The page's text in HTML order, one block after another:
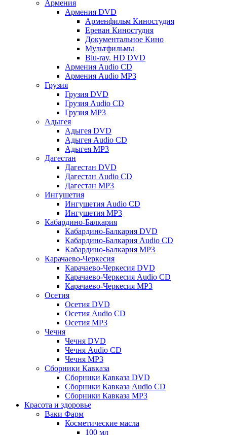
Армения
Армения DVD
Арменфильм Киностудия
Ереван Киностудия
Документальное Кино
Мультфильмы
Blu-ray. HD DVD
Армения Audio CD
Армения Audio MP3
Грузия
Грузия DVD
Грузия Audio CD
Грузия MP3
Адыгея
Адыгея DVD
Адыгея Audio CD
Адыгея MP3
Дагестан
Дагестан DVD
Дагестан Audio CD
Дагестан MP3
Ингушетия
Ингушетия Audio CD
Ингушетия MP3
Кабардино-Балкария
Кабардино-Балкария DVD
Кабардино-Балкария Audio CD
Кабардино-Балкария MP3
Карачаево-Черкесия
Карачаево-Черкесия DVD
Карачаево-Черкесия Audio CD
Карачаево-Черкесия MP3
Осетия
Осетия DVD
Осетия Audio CD
Осетия MP3
Чечня
Чечня DVD
Чечня Audio CD
Чечня MP3
Сборники Кавказа
Сборники Кавказа DVD
Сборники Кавказа Audio CD
Сборники Кавказа MP3
Красота и здоровье
Ваки Фарм
Косметические масла
100 мл